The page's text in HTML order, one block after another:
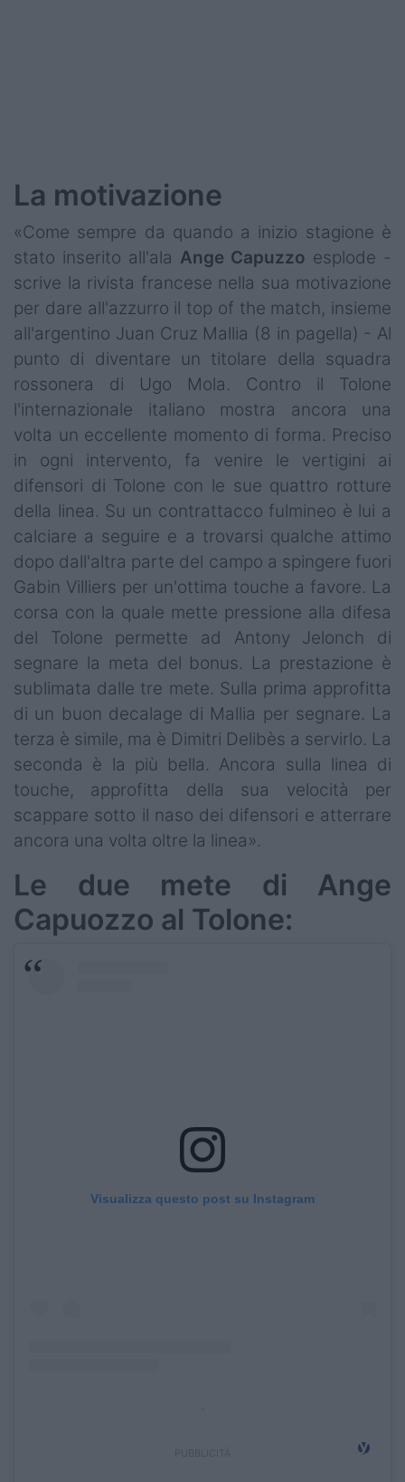
La motivazione
«Come sempre da quando a inizio stagione è
stato inserito all'ala Ange Capuzzo esplode -
scrive la rivista francese nella sua motivazione
per dare all'azzurro il top of the match, insieme
all'argentino Juan Cruz Mallia (8 in pagella) - Al
punto di diventare un titolare della squadra
rossonera di Ugo Mola. Contro il Tolone
l'internazionale italiano mostra ancora una
volta un eccellente momento di forma. Preciso
in ogni intervento, fa venire le vertigini ai
difensori di Tolone con le sue quattro rotture
della linea. Su un contrattacco fulmineo è lui a
calciare a seguire e a trovarsi qualche attimo
dopo dall'altra parte del campo a spingere fuori
Gabin Villiers per un'ottima touche a favore. La
corsa con la quale mette pressione alla difesa
del Tolone permette ad Antony Jelonch di
segnare la meta del bonus. La prestazione è
sublimata dalle tre mete. Sulla prima approfitta
di un buon decalage di Mallia per segnare. La
terza è simile, ma è Dimitri Delibès a servirlo. La
seconda è la più bella. Ancora sulla linea di
touche, approfitta della sua velocità per
scappare sotto il naso dei difensori e atterrare
ancora una volta oltre la linea».
Le due mete di Ange
Capuozzo al Tolone:
Visualizza questo post su Instagram